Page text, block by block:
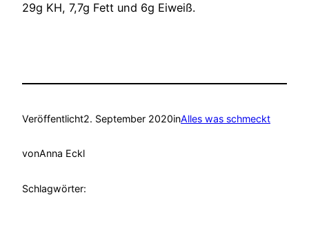
29g KH, 7,7g Fett und 6g Eiweiß.
Veröffentlicht2. September 2020inAlles was schmeckt
vonAnna Eckl
Schlagwörter: